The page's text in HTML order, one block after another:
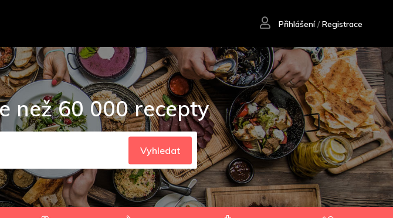
Přihlášení/Registrace
než 60 000 recepty
Vyhledat